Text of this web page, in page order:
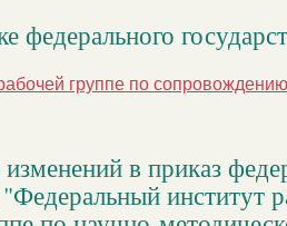
федерального
группе по
в приказ
институт